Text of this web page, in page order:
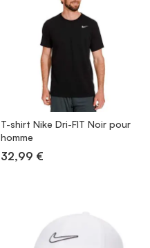
T-shirt Nike Dri-FIT Noir pour
homme
32,99 €